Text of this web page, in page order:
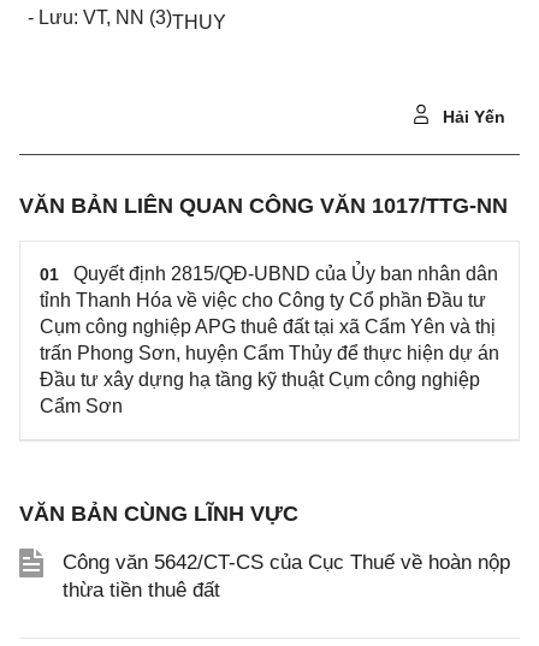
- Lưu: VT, NN (3)THUY
Hải Yến
VĂN BẢN LIÊN QUAN CÔNG VĂN 1017/TTG-NN
01
Quyết định 2815/QĐ-UBND của Ủy ban nhân dân
tỉnh Thanh Hóa về việc cho Công ty Cổ phần Đầu tư
Cụm công nghiệp APG thuê đất tại xã Cẩm Yên và thị
trấn Phong Sơn, huyện Cẩm Thủy để thực hiện dự án
Đầu tư xây dựng hạ tầng kỹ thuật Cụm công nghiệp
Cẩm Sơn
VĂN BẢN CÙNG LĨNH VỰC
Công văn 5642/CT-CS của Cục Thuế về hoàn nộp
thừa tiền thuê đất